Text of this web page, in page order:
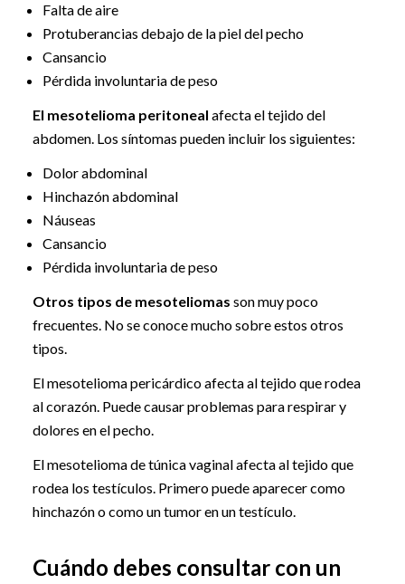
Falta de aire
Protuberancias debajo de la piel del pecho
Cansancio
Pérdida involuntaria de peso
El mesotelioma peritoneal afecta el tejido del
abdomen. Los síntomas pueden incluir los siguientes:
Dolor abdominal
Hinchazón abdominal
Náuseas
Cansancio
Pérdida involuntaria de peso
Otros tipos de mesoteliomas son muy poco
frecuentes. No se conoce mucho sobre estos otros
tipos.
El mesotelioma pericárdico afecta al tejido que rodea
al corazón. Puede causar problemas para respirar y
dolores en el pecho.
El mesotelioma de túnica vaginal afecta al tejido que
rodea los testículos. Primero puede aparecer como
hinchazón o como un tumor en un testículo.
Cuándo debes consultar con un